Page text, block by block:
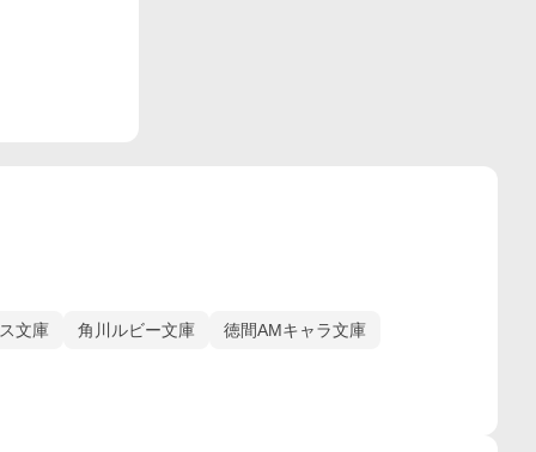
文庫 角川ルビー文庫 徳間AMキャラ文庫